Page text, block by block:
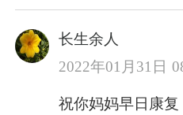
长生余人
2022年01月31日
祝你妈妈早日康复